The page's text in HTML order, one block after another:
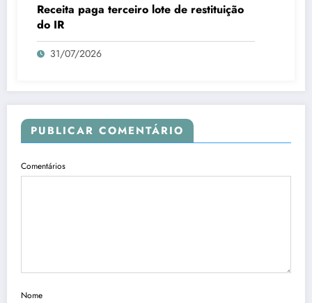
Receita paga terceiro lote de restituição
do IR
31/07/2026
PUBLICAR COMENTÁRIO
Comentários
Nome